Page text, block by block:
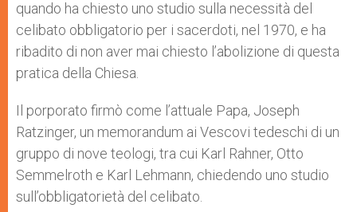
quando ha chiesto uno studio sulla necessità del
celibato obbligatorio per i sacerdoti, nel 1970, e ha
ribadito di non aver mai chiesto l’abolizione di questa
pratica della Chiesa.
Il porporato firmò come l’attuale Papa, Joseph
Ratzinger, un memorandum ai Vescovi tedeschi di un
gruppo di nove teologi, tra cui Karl Rahner, Otto
Semmelroth e Karl Lehmann, chiedendo uno studio
sull’obbligatorietà del celibato.